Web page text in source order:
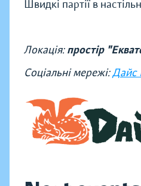
Швидкі партії в
Локація:простір
Соціальні мережі:Дайс